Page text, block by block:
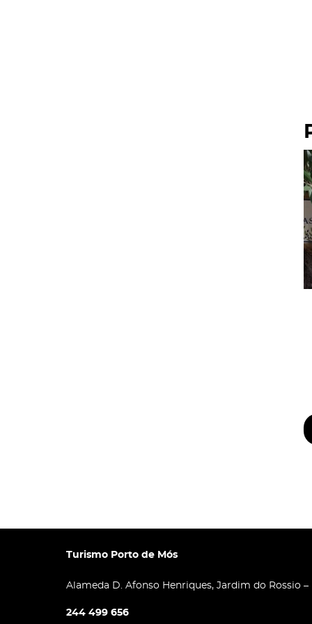
Turismo Porto de Mós
Alameda D. Afonso Henriques, Jardim do Rossio
244 499 656